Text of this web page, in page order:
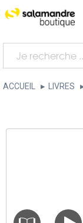
ACCUEIL LIVRES